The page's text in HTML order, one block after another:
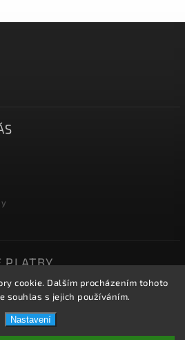
cookie. Dalším procházením tohoto
souhlas s jejich používáním.
Nastavení
PLATBY